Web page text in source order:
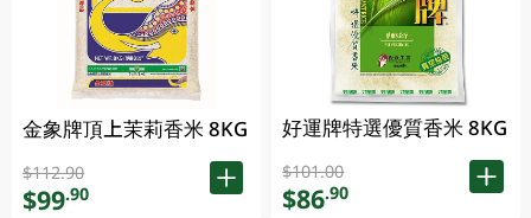
金象牌頂上茉莉香米 8KG
$112.90
$99.90
好運牌特選優質香米 8KG
$101.00
$86.90